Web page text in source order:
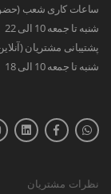
ساعات کاری شعب
شنبه تا جمعه 10 الی 22
پشتیبانی مشتریان
شنبه تا جمعه 10 الی 18
نظرات مشتریان